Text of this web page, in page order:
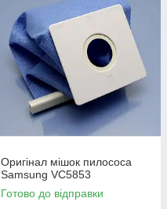
Оригінал мішок пилососа
Samsung VC5853
Готово до відправки